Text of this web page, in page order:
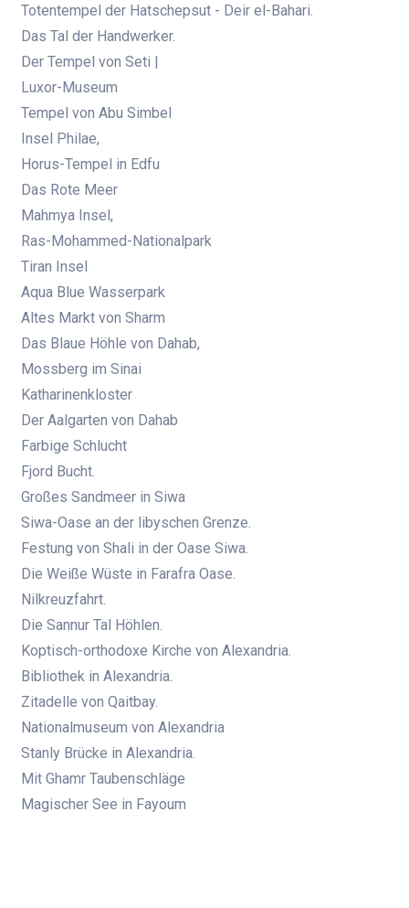
Totentempel der Hatschepsut - Deir el-Bahari.
Das Tal der Handwerker.
Der Tempel von Seti |
Luxor-Museum
Tempel von Abu Simbel
Insel Philae,
Horus-Tempel in Edfu
Das Rote Meer
Mahmya Insel,
Ras-Mohammed-Nationalpark
Tiran Insel
Aqua Blue Wasserpark
Altes Markt von Sharm
Das Blaue Höhle von Dahab,
Mossberg im Sinai
Katharinenkloster
Der Aalgarten von Dahab
Farbige Schlucht
Fjord Bucht.
Großes Sandmeer in Siwa
Siwa-Oase an der libyschen Grenze.
Festung von Shali in der Oase Siwa.
Die Weiße Wüste in Farafra Oase.
Nilkreuzfahrt.
Die Sannur Tal Höhlen.
Koptisch-orthodoxe Kirche von Alexandria.
Bibliothek in Alexandria.
Zitadelle von Qaitbay.
Nationalmuseum von Alexandria
Stanly Brücke in Alexandria.
Mit Ghamr Taubenschläge
Magischer See in Fayoum